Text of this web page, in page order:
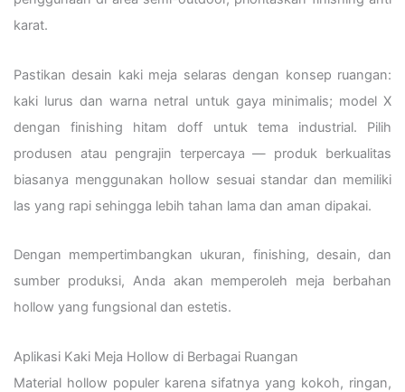
karat.
Pastikan desain kaki meja selaras dengan konsep ruangan:
kaki lurus dan warna netral untuk gaya minimalis; model X
dengan finishing hitam doff untuk tema industrial. Pilih
produsen atau pengrajin terpercaya — produk berkualitas
biasanya menggunakan hollow sesuai standar dan memiliki
las yang rapi sehingga lebih tahan lama dan aman dipakai.
Dengan mempertimbangkan ukuran, finishing, desain, dan
sumber produksi, Anda akan memperoleh meja berbahan
hollow yang fungsional dan estetis.
Aplikasi Kaki Meja Hollow di Berbagai Ruangan
Material hollow populer karena sifatnya yang kokoh, ringan,